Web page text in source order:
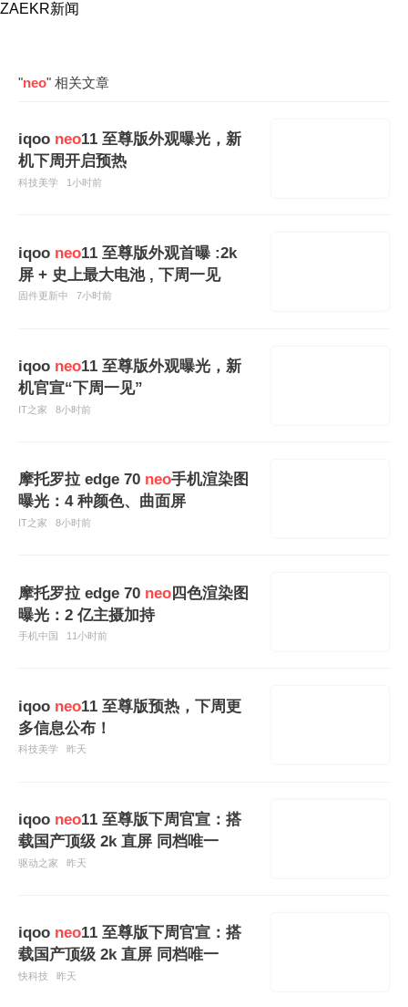
ZAEKR新闻
"neo" 相关文章
iqoo neo11 至尊版外观曝光，新
机下周开启预热
科技美学 1小时前
iqoo neo11 至尊版外观首曝 :2k
屏 + 史上最大电池 , 下周一见
固件更新中 7小时前
iqoo neo11 至尊版外观曝光，新
机官宣“下周一见”
IT之家 8小时前
摩托罗拉 edge 70 neo手机渲染图
曝光：4 种颜色、曲面屏
IT之家 8小时前
摩托罗拉 edge 70 neo 四色渲染图
曝光：2 亿主摄加持
手机中国 11小时前
iqoo neo11 至尊版预热，下周更
多信息公布！
科技美学 昨天
iqoo neo11 至尊版下周官宣：搭
载国产顶级 2k 直屏 同档唯一
驱动之家 昨天
iqoo neo11 至尊版下周官宣：搭
载国产顶级 2k 直屏 同档唯一
快科技 昨天